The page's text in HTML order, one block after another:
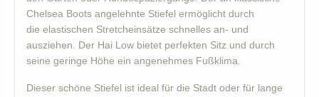
Chelsea Boots angelehnte Stiefel ermöglicht durch
die elastischen Stretcheinsätze schnelles an- und
ausziehen. Der Hai Low bietet perfekten Sitz und durch
seine geringe Höhe ein angenehmes Fußklima.
Dieser schöne Stiefel ist ideal für die Stadt oder für lange